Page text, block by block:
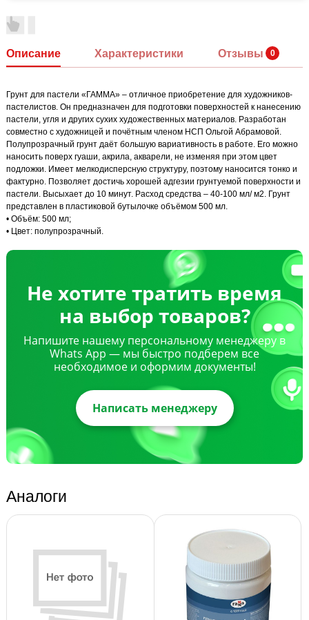
Описание Характеристики Отзывы
Грунт для пастели «ГАММА» – отличное приобретение для художников-
пастелистов. Он предназначен для подготовки поверхностей к нанесению
пастели, угля и других сухих художественных материалов. Разработан
совместно с художницей и почётным членом НСП Ольгой Абрамовой.
Полупрозрачный грунт даёт большую вариативность в работе. Его можно
наносить поверх гуаши, акрила, акварели, не изменяя при этом цвет
подложки. Имеет мелкодисперсную структуру, поэтому наносится тонко и
фактурно. Позволяет достичь хорошей адгезии грунтуемой поверхности и
пастели. Высыхает до 10 минут. Расход средства – 40-100 мл/ м2. Грунт
представлен в пластиковой бутылочке объёмом 500 мл.
• Объём: 500 мл;
• Цвет: полупрозрачный.
Не хотите тратить время
на выбор товаров?
Напишите нашему персональному менеджеру в
Whats App — мы быстро подберем все
необходимое и оформим документы!
Написать менеджеру
Аналоги